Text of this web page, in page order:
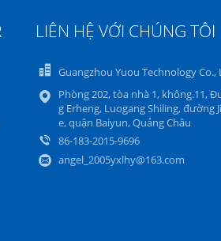
LIÊN HỆ VỚI CHÚNG TÔI
Guangzhou Yuou Technology Co.,
Phòng 202, tòa nhà 1, không.11,
g Erheng, Luogang Shiling, đường
e, quận Baiyun, Quảng Châu
86-183-2015-9696
angel_2005yxlhy@163.com